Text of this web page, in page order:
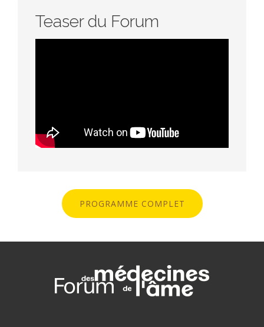
Teaser du Forum
PROGRAMME COMPLET